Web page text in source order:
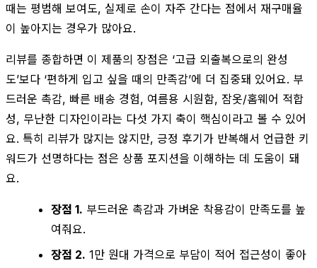
때는 평범해 보여도, 실제로 손이 자주 간다는 점에서 재구매율
이 높아지는 경우가 많아요.
리뷰를 종합하면 이 제품의 장점은 ‘고급 외출복으로의 완성
도’보다 ‘편하게 입고 싶을 때의 만족감’에 더 집중돼 있어요. 부
드러운 촉감, 빠른 배송 경험, 여름용 시원함, 잠옷/홈웨어 적합
성, 무난한 디자인이라는 다섯 가지 축이 핵심이라고 볼 수 있어
요. 특히 리뷰가 많지는 않지만, 긍정 후기가 반복해서 언급한 키
워드가 선명하다는 점은 상품 포지션을 이해하는 데 도움이 돼
요.
장점 1. 부드러운 촉감과 가벼운 착용감이 만족도를 높
여줘요.
장점 2. 1만 원대 가격으로 부담이 적어 접근성이 좋아